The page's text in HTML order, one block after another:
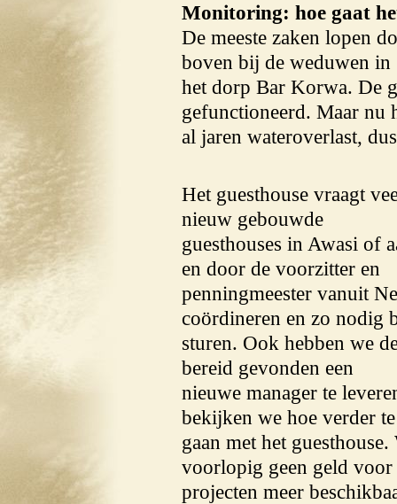
Monitoring: hoe gaat
De meeste zaken lopen
boven bij de weduwen in
het dorp Bar Korwa. De
gefunctioneerd. Maar nu
al jaren wateroverlast,
Het guesthouse vraagt
nieuw gebouwde
guesthouses in Awasi of
en door de voorzitter en
penningmeester vanuit
coördineren en zo nodig
sturen. Ook hebben we
bereid gevonden een
nieuwe manager te
bekijken we hoe verder te
gaan met het
voorlopig geen geld voor
projecten meer